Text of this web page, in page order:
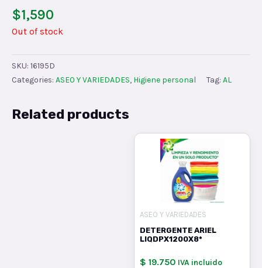
$1,590
Out of stock
SKU: 16195D
Categories: ASEO Y VARIEDADES, Higiene personal Tag: AL
Related products
ASEO Y VARIEDADES
DETERGENTE ARIEL
LIQDPX1200X8*
$ 19.750 IVA incluido